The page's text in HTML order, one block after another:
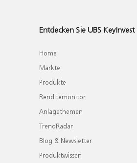
Entdecken Sie UBS KeyInvest
Home
Märkte
Produkte
Renditemonitor
Anlagethemen
TrendRadar
Blog & Newsletter
Produktwissen